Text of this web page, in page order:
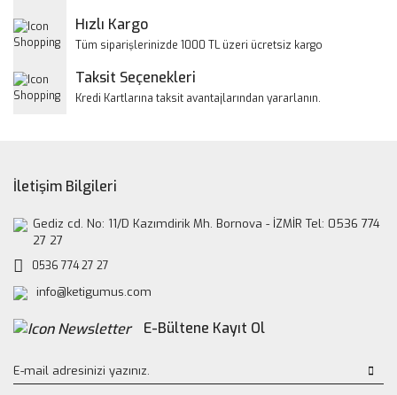
Bu ürüne benzer farklı alternatifler olmalı.
Hızlı Kargo
Tüm siparişlerinizde 1000 TL üzeri ücretsiz kargo
Taksit Seçenekleri
Kredi Kartlarına taksit avantajlarından yararlanın.
İletişim Bilgileri
Gediz cd. No: 11/D Kazımdirik Mh. Bornova - İZMİR Tel: 0536 774
27 27
0536 774 27 27
info@ketigumus.com
E-Bültene Kayıt Ol